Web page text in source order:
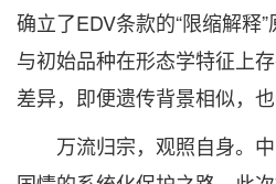
确立了EDV条款的“限缩解释
与初始品种在形态学特征上
差异，即便遗传背景相似，也
万流归宗，观照自身。中